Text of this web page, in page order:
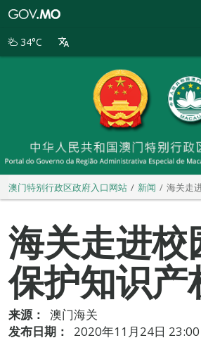
别
34°C
澳门特别行政区政府入口网站 新闻 海关走
海关走进校
保护知识产
来源：
澳门海关
发布日期：
2020年11月24日 23:00